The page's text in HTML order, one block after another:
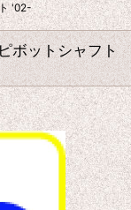
'02-
ボットシャフト